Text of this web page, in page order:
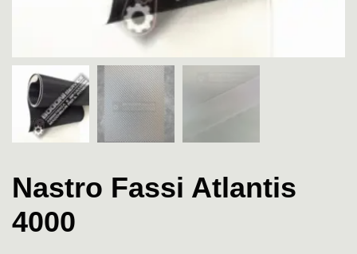
Nastro Fassi Atlantis
4000